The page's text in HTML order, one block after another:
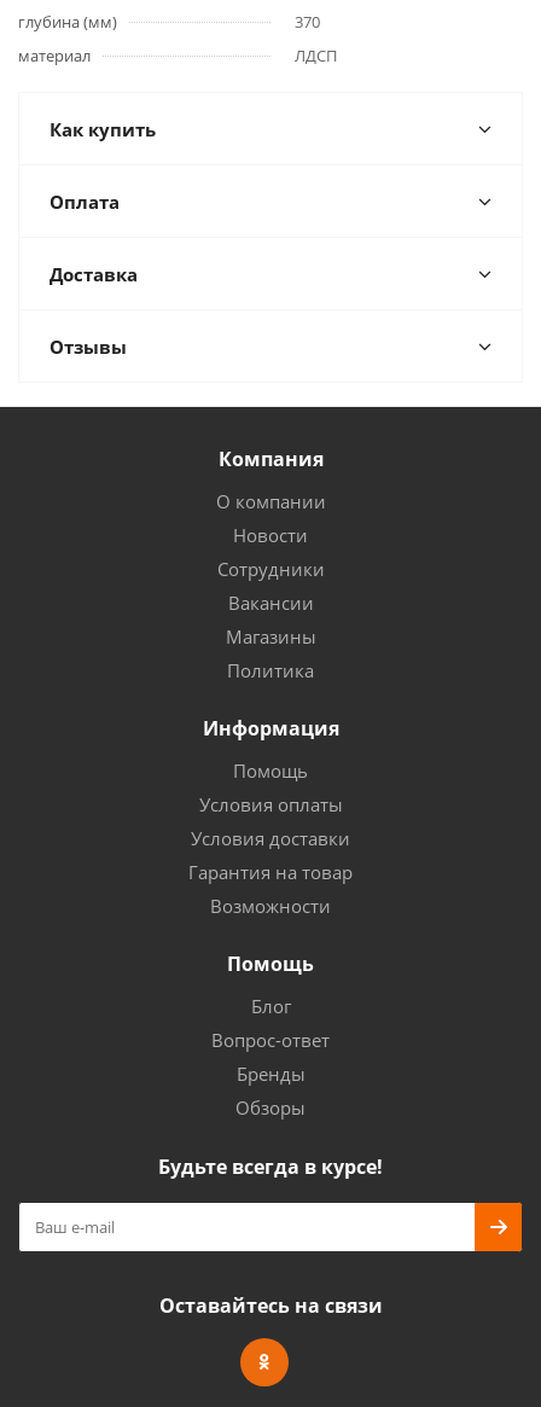
глубина (мм)
370
материал
ЛДСП
Как купить
Оплата
Доставка
Отзывы
Компания
О компании
Новости
Сотрудники
Вакансии
Магазины
Политика
Информация
Помощь
Условия оплаты
Условия доставки
Гарантия на товар
Возможности
Помощь
Блог
Вопрос-ответ
Бренды
Обзоры
Будьте всегда в курсе!
Оставайтесь на связи